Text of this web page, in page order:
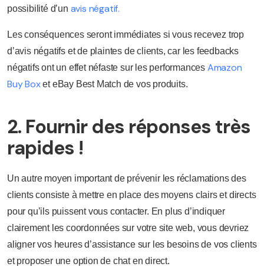
possibilité d’un avis négatif.
Les conséquences seront immédiates si vous recevez trop
d’avis négatifs et de plaintes de clients, car les feedbacks
négatifs ont un effet néfaste sur les performances Amazon
Buy Boxet eBay Best Match de vos produits.
2. Fournir des réponses très
rapides !
Un autre moyen important de prévenir les réclamations des
clients consiste à mettre en place des moyens clairs et directs
pour qu’ils puissent vous contacter. En plus d’indiquer
clairement les coordonnées sur votre site web, vous devriez
aligner vos heures d’assistance sur les besoins de vos clients
et proposer une option de chat en direct.